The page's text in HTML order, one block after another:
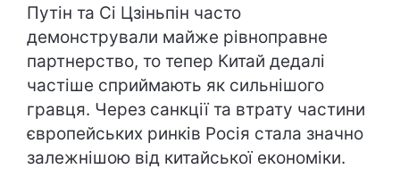
Путін та Сі Цзіньпін часто
демонстрували майже рівноправне
партнерство, то тепер Китай дедалі
частіше сприймають як сильнішого
гравця. Через санкції та втрату частини
європейських ринків Росія стала значно
залежнішою від китайської економіки.